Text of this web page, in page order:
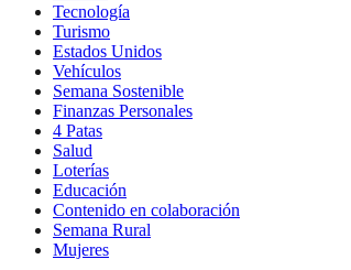
Tecnología
Turismo
Estados Unidos
Vehículos
Semana Sostenible
Finanzas Personales
4 Patas
Salud
Loterías
Educación
Contenido en colaboración
Semana Rural
Mujeres